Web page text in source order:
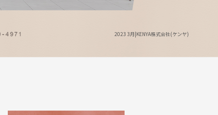
2023 3月|KENYA株式会社(ケンヤ)